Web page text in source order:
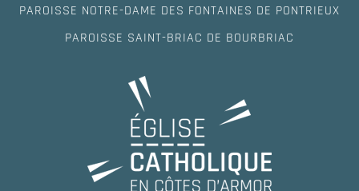
PAROISSE NOTRE-DAME DES FONTAINES DE PONTRIEUX
PAROISSE SAINT-BRIAC DE BOURBRIAC